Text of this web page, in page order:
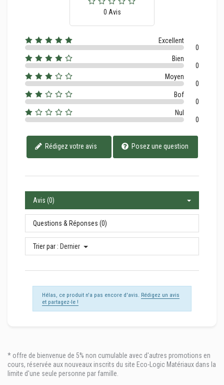
0 Avis
Excellent
0
Bien
0
Moyen
0
Bof
0
Nul
0
Rédigez votre avis Posez une question
Avis (0)
Questions & Réponses (0)
Trier par : Dernier
Hélas, ce produit n'a pas encore d'avis. Rédigez un avis
et partagez-le !
* offre de bienvenue de 5% non cumulable avec d'autres promotions en
cours, réservée aux nouveaux inscrits du site Eco-Logic Matériaux dans la
limite d'une seule personne par famille.